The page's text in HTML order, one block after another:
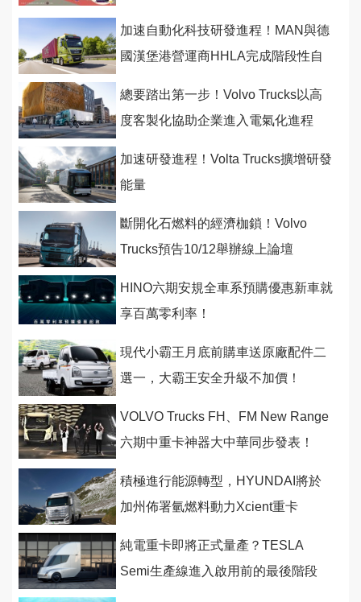
加速自動化科技研發進程！MAN與德
國漢堡港營運商HHLA完成階段性自
總要踏出第一步！Volvo Trucks以高
度客製化協助企業進入電氣化進程
加速研發進程！Volta Trucks擴增研發
能量
斷開化石燃料的經濟枷鎖！Volvo
Trucks預告10/12舉辦線上論壇
HINO六期安規全車系預購優惠新車就
享百萬零利率！
現代小霸王月底前購車送原廠配件二
選一，大霸王安全升級不加價！
VOLVO Trucks FH、FM New Range
六期中重卡神器大中華同步發表！
積極進行能源轉型，HYUNDAI將於
加州佈署氫燃料動力Xcient重卡
純電重卡即將正式量產？TESLA
Semi生產線進入啟用前的最後階段